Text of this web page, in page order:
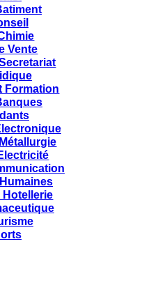
Vente
Formation
Hotellerie